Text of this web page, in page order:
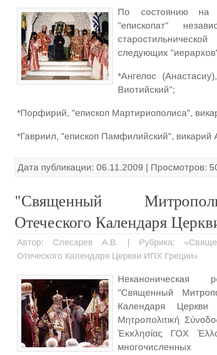
По состоянию на
"епископат"
следующих
*Ангелос
Виотийский";
*Порфирий, "епископ Мартириополиса",
*Гавриил, "епископ Памфилийский", викарий
Дата публикации: 06.11.2009 | Просмотров:
"Священный
Отеческого Календаря
Автор: Слесарев А.В. | Рубрика:
Отеческого Календаря Церкви ИПХ Греции»
Неканоническая
"Священный
Календаря
Μητροπολιτική
Ἐκκλησίας ΓΟΧ